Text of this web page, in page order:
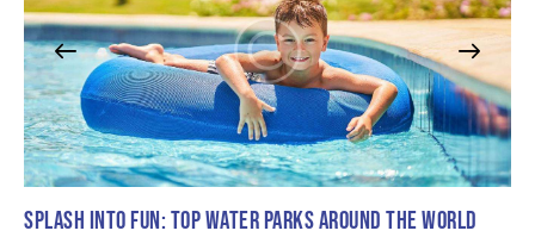
SPLASH INTO FUN: TOP WATER PARKS AROUND THE WORLD